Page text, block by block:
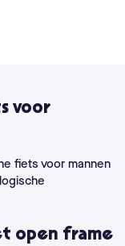
voor
fiets voor mannen
open frame